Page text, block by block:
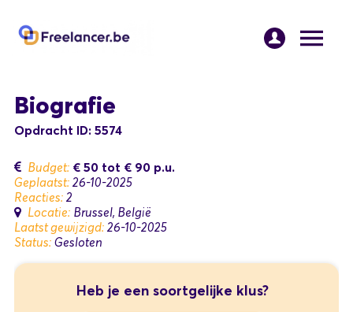
Biografie
Opdracht ID: 5574
Budget: € 50 tot € 90 p.u.
Geplaatst: 26-10-2025
Reacties: 2
Locatie: Brussel, België
Laatst gewijzigd: 26-10-2025
Status: Gesloten
Heb je een soortgelijke klus?